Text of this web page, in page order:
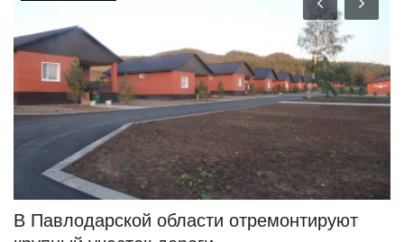
В Павлодарской области отремонтируют